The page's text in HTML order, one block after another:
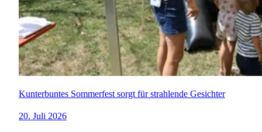
Kunterbuntes Sommerfest sorgt für strahlende Gesichter
20. Juli 2026